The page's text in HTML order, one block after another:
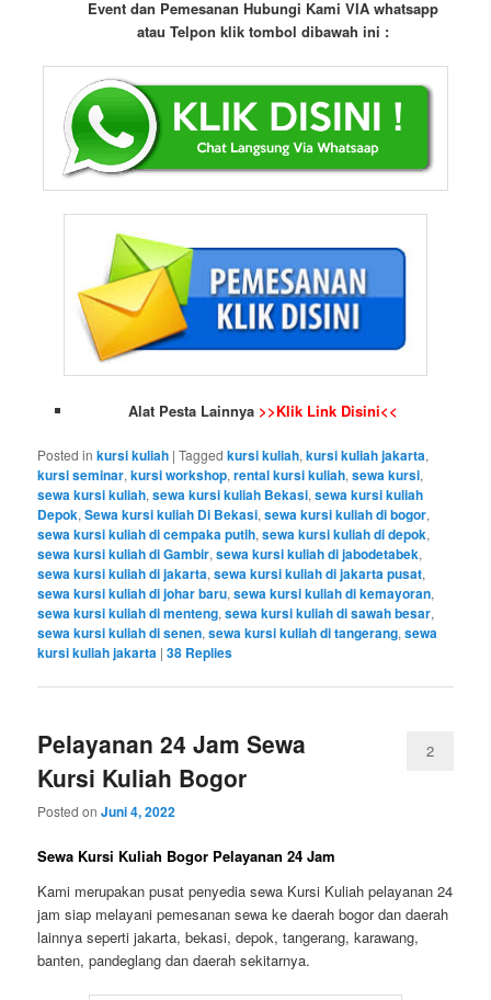
Event dan Pemesanan Hubungi Kami VIA whatsapp
atau Telpon klik tombol dibawah ini :
Alat Pesta Lainnya >>Klik Link Disini<<
Posted in kursi kuliah |Tagged kursi kuliah,kursi kuliah jakarta,
kursi seminar,kursi workshop,rental kursi kuliah,sewa kursi,
sewa kursi kuliah,sewa kursi kuliah Bekasi,sewa kursi kuliah
Depok,Sewa kursi kuliah Di Bekasi,sewa kursi kuliah di bogor,
sewa kursi kuliah di cempaka putih,sewa kursi kuliah di depok,
sewa kursi kuliah di Gambir,sewa kursi kuliah di jabodetabek,
sewa kursi kuliah di jakarta,sewa kursi kuliah di jakarta pusat,
sewa kursi kuliah di johar baru,sewa kursi kuliah di kemayoran,
sewa kursi kuliah di menteng,sewa kursi kuliah di sawah besar,
sewa kursi kuliah di senen,sewa kursi kuliah di tangerang,sewa
kursi kuliah jakarta |38 Replies
Pelayanan 24 Jam Sewa
Kursi Kuliah Bogor
Posted onJuni 4, 2022
2
Sewa Kursi Kuliah Bogor Pelayanan 24 Jam
Kami merupakan pusat penyedia sewa Kursi Kuliah pelayanan 24
jam siap melayani pemesanan sewa ke daerah bogor dan daerah
lainnya seperti jakarta, bekasi, depok, tangerang, karawang,
banten, pandeglang dan daerah sekitarnya.